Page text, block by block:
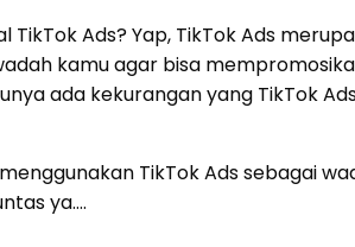
TikTok Ads? Yap, TikTok Ads
kamu agar bisa
ada kekurangan yang TikTok
TikTok Ads sebagai
ya….